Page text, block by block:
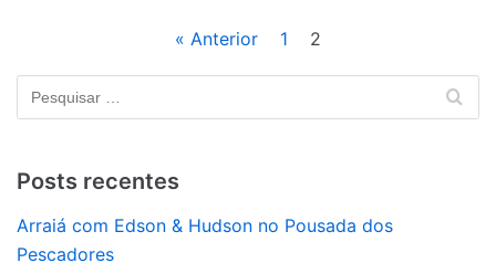
« Anterior 1 2
Posts recentes
Arraiá com Edson & Hudson no Pousada dos
Pescadores